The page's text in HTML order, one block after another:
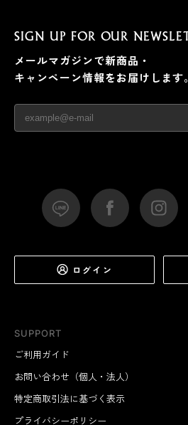
SUPPORT
ご利用ガイド
お問い合わせ（個人・法人）
特定商取引法に基づく表示
プライバシーポリシー
SIGN UP FOR OUR
メールマガジンで新商品・
キャンペーン情報をお届けします。
ログイン